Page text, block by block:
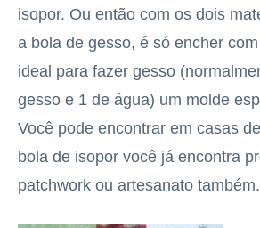
isopor. Ou então com os dois
a bola de gesso, é só encher
ideal para fazer gesso
gesso e 1 de água) um molde
Você pode encontrar em casas
bola de isopor você já encontra
patchwork ou artesanato também.